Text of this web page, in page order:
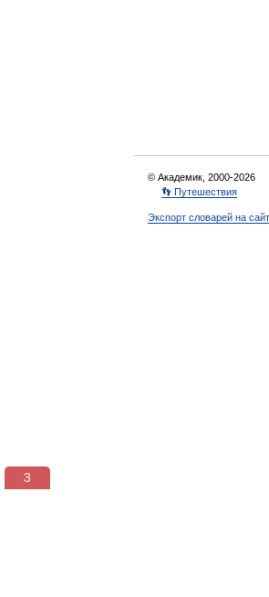
© Академик, 2000-2026
👣 Путешествия
Экспорт словарей на
3